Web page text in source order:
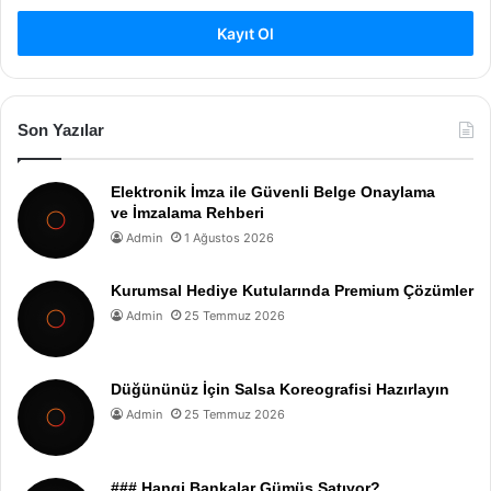
Kayıt Ol
Son Yazılar
Elektronik İmza ile Güvenli Belge Onaylama
ve İmzalama Rehberi
Admin 1 Ağustos 2026
Kurumsal Hediye Kutularında Premium Çözümler
Admin 25 Temmuz 2026
Düğününüz İçin Salsa Koreografisi Hazırlayın
Admin 25 Temmuz 2026